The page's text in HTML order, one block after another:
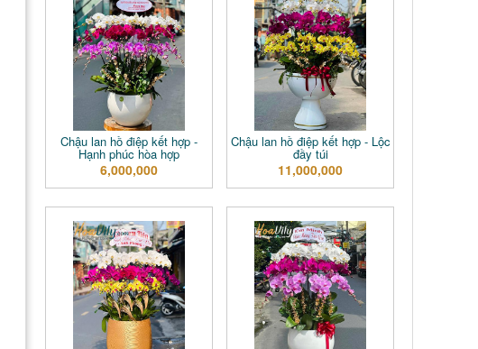
Chậu lan hồ điệp kết hợp -
Hạnh phúc hòa hợp
6,000,000
Chậu lan hồ điệp kết hợp - Lộc
đầy túi
11,000,000